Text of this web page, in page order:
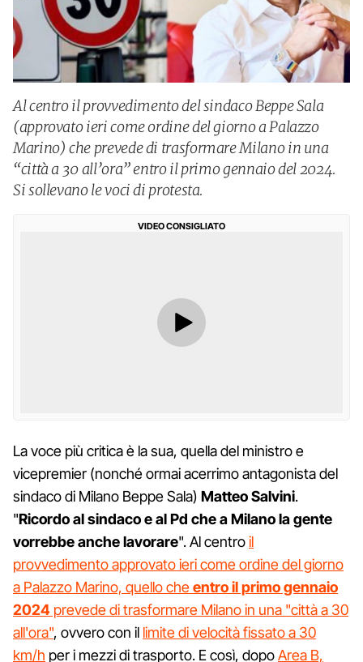
Al centro il provvedimento del sindaco Beppe Sala
(approvato ieri come ordine del giorno a Palazzo
Marino) che prevede di trasformare Milano in una
“città a 30 all’ora” entro il primo gennaio del 2024.
Si sollevano le voci di protesta.
VIDEO CONSIGLIATO
La voce più critica è la sua, quella del ministro e
vicepremier (nonché ormai acerrimo antagonista del
sindaco di Milano Beppe Sala) Matteo Salvini.
"Ricordo al sindaco e al Pd che a Milano la gente
vorrebbe anche lavorare". Al centroil
provvedimento approvato ieri come ordine del giorno
a Palazzo Marino, quello cheentro il primo gennaio
2024 prevede di trasformare Milano in una "città a 30
all'ora", ovvero con il limite di velocità fissato a 30
km/h per i mezzi di trasporto. E così, dopoArea B,